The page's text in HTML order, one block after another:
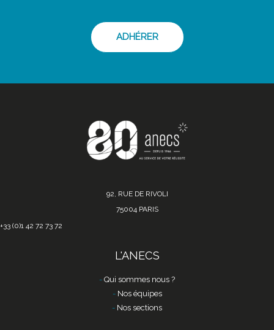
ADHÉRER
92, RUE DE RIVOLI
75004 PARIS
+33 (0)1 42 72 73 72
L'ANECS
Qui sommes nous ?
Nos équipes
Nos sections